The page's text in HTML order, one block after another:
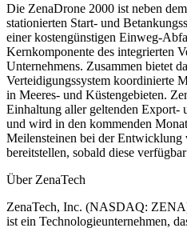
Die ZenaDrone 2000 ist neben
stationierten Start- und
einer kostengünstigen Einweg-
Kernkomponente des integrierten
Unternehmens. Zusammen bietet
Verteidigungssystem koordinierte
in Meeres- und Küstengebieten.
Einhaltung aller geltenden Export-
und wird in den kommenden
Meilensteinen bei der Entwicklung
bereitstellen, sobald diese
Über ZenaTech
ZenaTech, Inc. (NASDAQ:
ist ein Technologieunternehmen,